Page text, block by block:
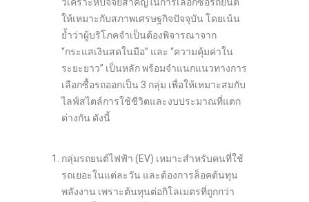
ให้เหมาะกับสภาพเศรษฐกิจปัจจุบัน โดยเน้น
ย้ำว่าผู้บริโภคจำเป็นต้องพิจารณาจาก
“กระแสเงินสดในมือ” และ “ความคุ้มค่าใน
ระยะยาว” เป็นหลัก พร้อมจำแนกแนวทางการ
เลือกซื้อรถออกเป็น 3 กลุ่ม เพื่อให้เหมาะสมกับ
ไลฟ์สไตล์การใช้ชีวิตและงบประมาณที่แตก
ต่างกัน ดังนี้
กลุ่มรถยนต์ไฟฟ้า (EV) เหมาะสำหรับคนที่ใช้
รถเยอะในแต่ละวัน และต้องการล็อคต้นทุน
พลังงาน เพราะต้นทุนต่อกิโลเมตรที่ถูกกว่า